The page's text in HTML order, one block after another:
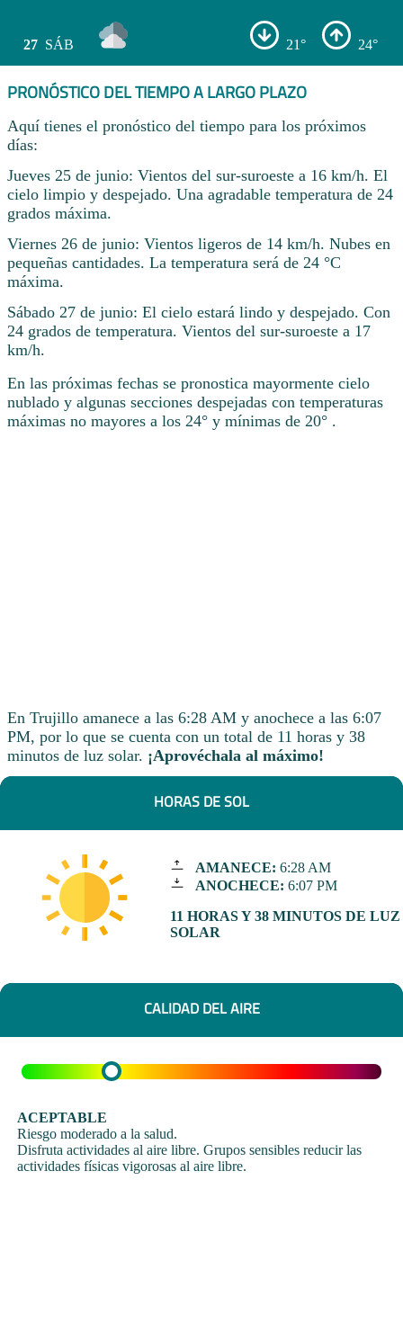
27 SÁB 21° 24°
PRONÓSTICO DEL TIEMPO A LARGO PLAZO
Aquí tienes el pronóstico del tiempo para los próximos
días:
Jueves 25 de junio: Vientos del sur-suroeste a 16 km/h. El
cielo limpio y despejado. Una agradable temperatura de 24
grados máxima.
Viernes 26 de junio: Vientos ligeros de 14 km/h. Nubes en
pequeñas cantidades. La temperatura será de 24 °C
máxima.
Sábado 27 de junio: El cielo estará lindo y despejado. Con
24 grados de temperatura. Vientos del sur-suroeste a 17
km/h.
En las próximas fechas se pronostica mayormente cielo
nublado y algunas secciones despejadas con temperaturas
máximas no mayores a los 24° y mínimas de 20° .
En Trujillo amanece a las 6:28 AM y anochece a las 6:07
PM, por lo que se cuenta con un total de 11 horas y 38
minutos de luz solar. ¡Aprovéchala al máximo!
HORAS DE SOL
AMANECE: 6:28 AM
ANOCHECE: 6:07 PM
11 HORAS Y 38 MINUTOS DE LUZ
SOLAR
CALIDAD DEL AIRE
ACEPTABLE
Riesgo moderado a la salud.
Disfruta actividades al aire libre. Grupos sensibles reducir las
actividades físicas vigorosas al aire libre.